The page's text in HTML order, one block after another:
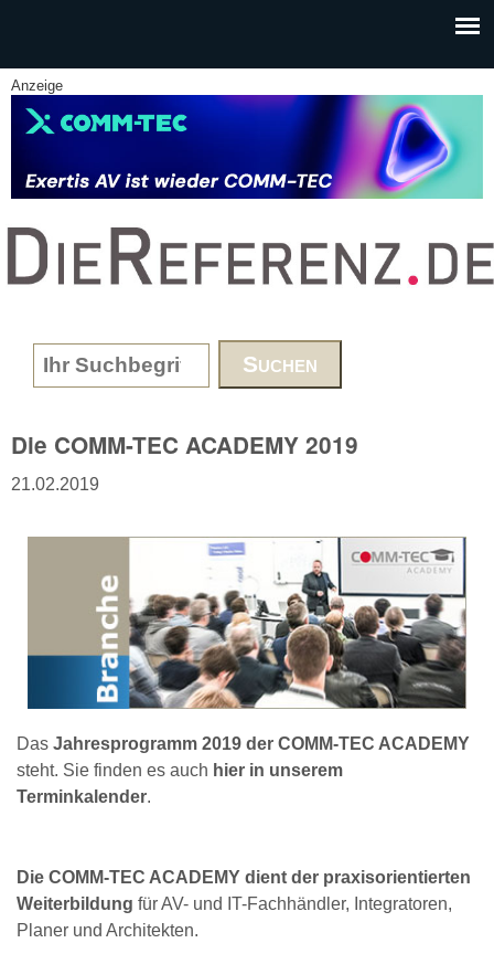
Anzeige
www.DieReferenz.de
Search form
Die COMM-TEC ACADEMY 2019
21.02.2019
Das Jahresprogramm 2019 der COMM-TEC ACADEMY
steht. Sie finden es auch hier in unserem
Terminkalender.
Die COMM-TEC ACADEMY dient der praxisorientierten
Weiterbildung für AV- und IT-Fachhändler, Integratoren,
Planer und Architekten.